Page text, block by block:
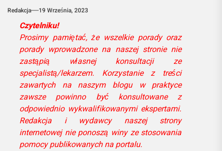
Redakcja 19 Września, 2023
Czytelniku!
Prosimy pamiętać, że wszelkie porady oraz
porady wprowadzone na naszej stronie nie
zastąpią własnej konsultacji ze
specjalistą/lekarzem. Korzystanie z treści
zawartych na naszym blogu w praktyce
zawsze powinno być konsultowane z
odpowiednio wykwalifikowanymi ekspertami.
Redakcja i wydawcy naszej strony
internetowej nie ponoszą winy ze stosowania
pomocy publikowanych na portalu.